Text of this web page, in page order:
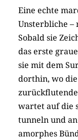
Eine echte
Unsterbliche
Sobald sie
das erste
sie mit dem
dorthin, wo
wartet auf die
tunneln und
amorphes